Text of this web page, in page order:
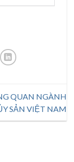
QUAN NGÀNH
SẢN VIỆT NAM